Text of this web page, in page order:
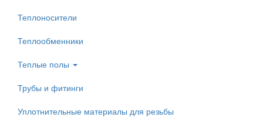
Теплоносители
Теплообменники
Теплые полы
Трубы и фитинги
Уплотнительные материалы для резьбы